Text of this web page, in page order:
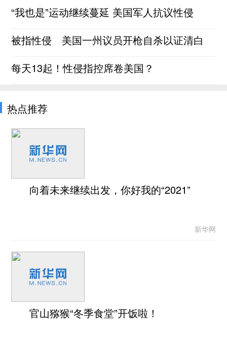
“我也是”运动继续蔓延 美国军人抗议性侵
被指性侵 美国一州议员开枪自杀以证清白
每天13起！性侵指控席卷美国？
热点推荐
向着未来继续出发，你好我的“2021”
新华网
官山猕猴“冬季食堂”开饭啦！